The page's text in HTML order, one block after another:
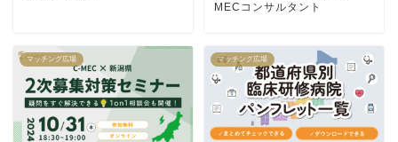
MECコンサルタント
マッチング広場 マッチング広場